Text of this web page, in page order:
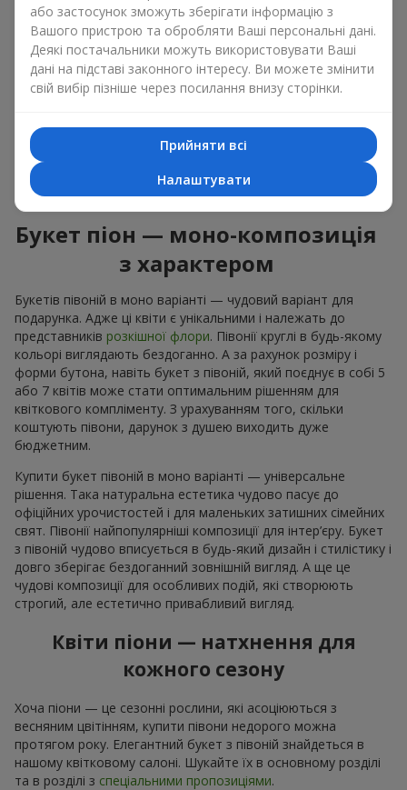
коралові — підійдуть, як романтичний презент та
квіти для натхнення коханій жінці;
білі півонії — універсальне рішення і як особистий
виразний подарунок, і як витончений варіант для
корпоративних подій.
класичний елегантний букет з півоній. В нашому квітковому
салоні ви можете знайти різноманіття живих квітів з
доставкою, щоб ваш подарунок з вишуканим ароматом
виявився незабутнім.
Букет піон — моно-композиція
з характером
Букетів півоній в моно варіанті — чудовий варіант для
подарунка. Адже ці квіти є унікальними і належать до
представників розкішної флори. Півонії круглі в будь-якому
кольорі виглядають бездоганно. А за рахунок розміру і
форми бутона, навіть букет з півоній, який поєднує в собі 5
або 7 квітів може стати оптимальним рішенням для
квіткового компліменту. З урахуванням того, скільки
коштують півони, дарунок з душею виходить дуже
бюджетним.
Купити букет півоній в моно варіанті — універсальне
рішення. Така натуральна естетика чудово пасує до
офіційних урочистостей і для маленьких затишних сімейних
свят. Півонії найпопулярніші композиції для інтер’єру. Букет
з півоній чудово вписується в будь-який дизайн і стилістику і
довго зберігає бездоганний зовнішній вигляд. А ще це
чудові композиції для особливих подій, які створюють
строгий, але естетично привабливий вигляд.
Квіти піони — натхнення для
кожного сезону
Хоча піони — це сезонні рослини, які асоціюються з
весняним цвітінням, купити півони недорого можна
протягом року. Елегантний букет з півоній знайдеться в
нашому квітковому салоні. Шукайте їх в основному розділі
та в розділі з спеціальними пропозиціями.
або застосунок зможуть зберігати інформацію з
Вашого пристрою та обробляти Ваші персональні дані.
Деякі постачальники можуть використовувати Ваші
дані на підставі законного інтересу. Ви можете змінити
свій вибір пізніше через посилання внизу сторінки.
Прийняти всі
Налаштувати